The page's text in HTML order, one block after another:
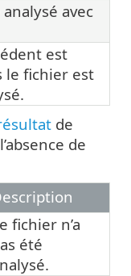
avec
est
le fichier est
de
de
fichier n’a
été